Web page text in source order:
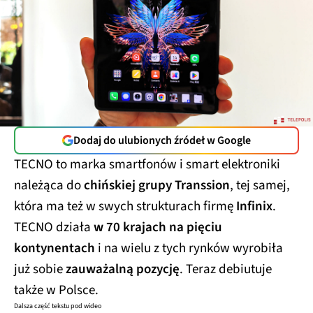
Dodaj do ulubionych źródeł w Google
TECNO to marka smartfonów i smart elektroniki
należąca dochińskiej grupy Transsion, tej samej,
która ma też w swych strukturach firmęInfinix.
TECNO działaw 70 krajach na pięciu
kontynentach i na wielu z tych rynków wyrobiła
już sobiezauważalną pozycję. Teraz debiutuje
także w Polsce.
Dalsza część tekstu pod wideo